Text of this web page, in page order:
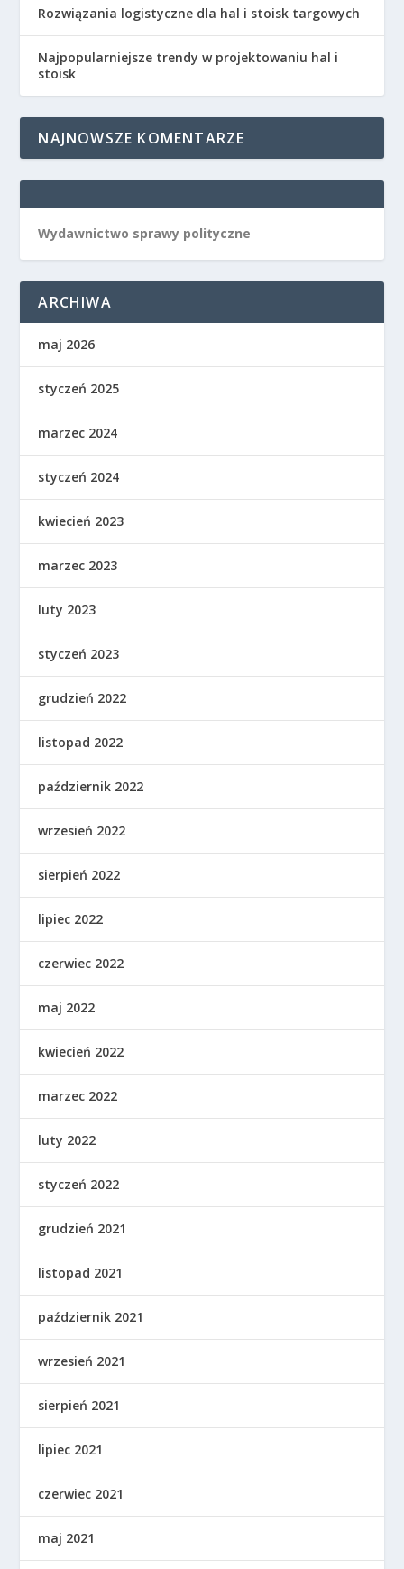
Rozwiązania logistyczne dla hal i stoisk targowych
Najpopularniejsze trendy w projektowaniu hal i
stoisk
NAJNOWSZE KOMENTARZE
Wydawnictwo sprawy polityczne
ARCHIWA
maj 2026
styczeń 2025
marzec 2024
styczeń 2024
kwiecień 2023
marzec 2023
luty 2023
styczeń 2023
grudzień 2022
listopad 2022
październik 2022
wrzesień 2022
sierpień 2022
lipiec 2022
czerwiec 2022
maj 2022
kwiecień 2022
marzec 2022
luty 2022
styczeń 2022
grudzień 2021
listopad 2021
październik 2021
wrzesień 2021
sierpień 2021
lipiec 2021
czerwiec 2021
maj 2021